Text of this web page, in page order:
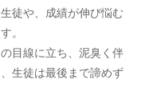
徒や、成績が伸び悩む
。
目線に立ち、泥臭く伴
生徒は最後まで諦めず